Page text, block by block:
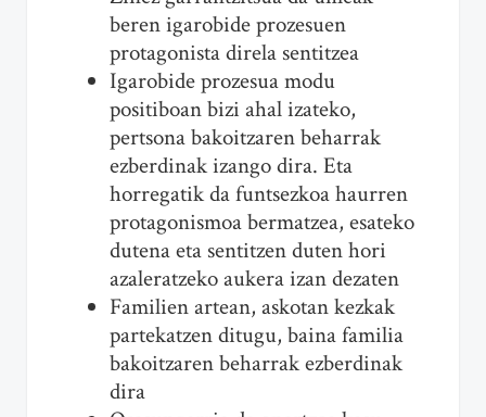
beren igarobide prozesuen
protagonista direla sentitzea
Igarobide prozesua modu
positiboan bizi ahal izateko,
pertsona bakoitzaren beharrak
ezberdinak izango dira. Eta
horregatik da funtsezkoa haurren
protagonismoa bermatzea, esateko
dutena eta sentitzen duten hori
azaleratzeko aukera izan dezaten
Familien artean, askotan kezkak
partekatzen ditugu, baina familia
bakoitzaren beharrak ezberdinak
dira